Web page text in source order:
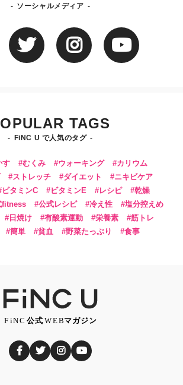
ソーシャルメディア
TAGS
FiNC U で人気のタグ
す むくみ ウォーキング
カリウム
ストレッチ ダイエット
ニキビケア
ビタミンC ビタミンE レシピ
乾燥
fitness 公式レシピ 冷え性
塩分控えめ
日焼け 有酸素運動 栄養素
筋トレ
簡単 貧血 野菜たっぷり 食事